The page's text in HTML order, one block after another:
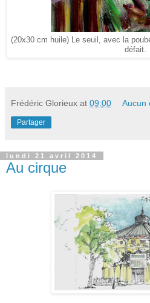
(20x30 cm huile) Le seuil, avec la
défait.
Frédéric Glorieux at 09:00 Aucun
Partager
lundi 21 avril 2014
Au cirque